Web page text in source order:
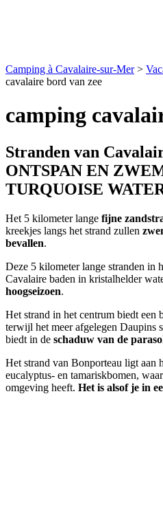
Camping à Cavalaire-sur-Mer>
cavalaire bord van zee
camping
Stranden van
ONTSPAN EN
TURQUOISE
Het 5 kilometer lange fijne
kreekjes langs het strand zullen
bevallen.
Deze 5 kilometer lange stranden in
Cavalaire baden in kristalhelder
hoogseizoen.
Het strand in het centrum biedt een
terwijl het meer afgelegen Daupins
biedt in de schaduw van de
Het strand van Bonporteau ligt aan
eucalyptus- en tamariskbomen,
omgeving heeft. Het is alsof je in